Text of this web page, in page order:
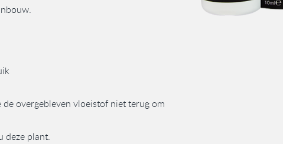
overgebleven vloeistof niet terug om
deze plant.